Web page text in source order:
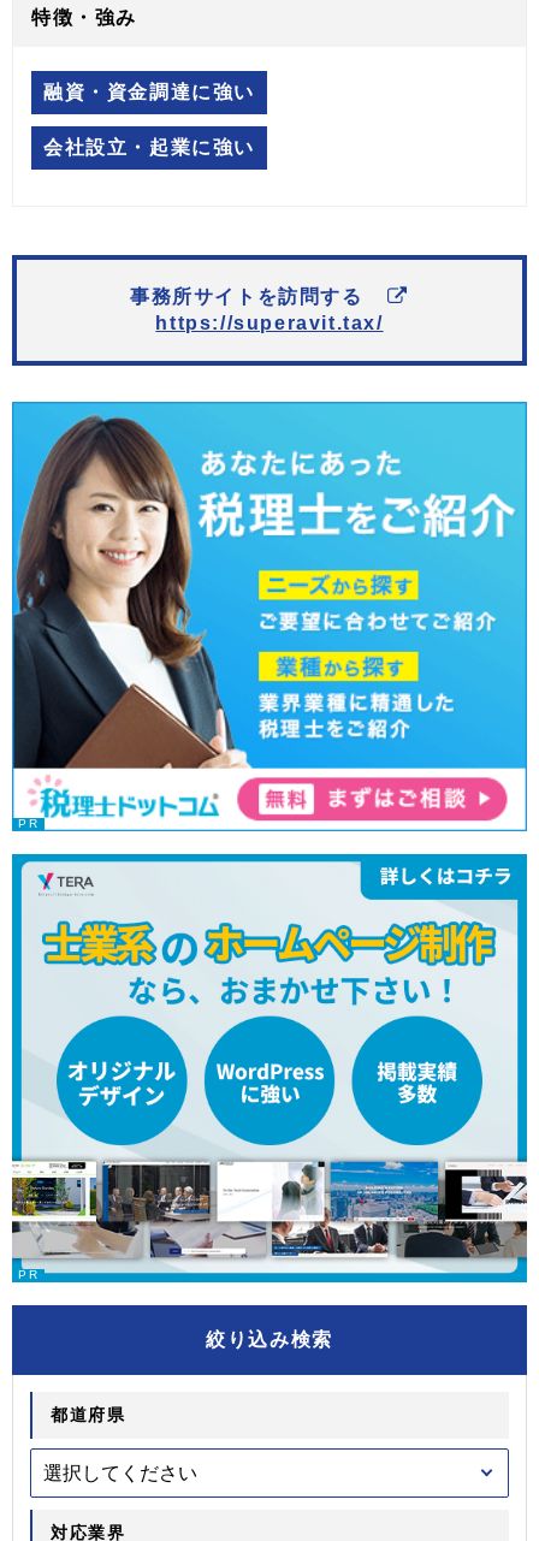
特徴・強み
融資・資金調達に強い
会社設立・起業に強い
事務所サイトを訪問する
https://superavit.tax/
絞り込み検索
都道府県
対応業界